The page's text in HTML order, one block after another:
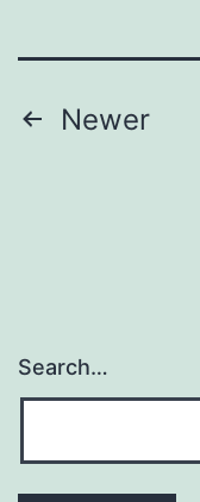
Posts
Newer
Search…